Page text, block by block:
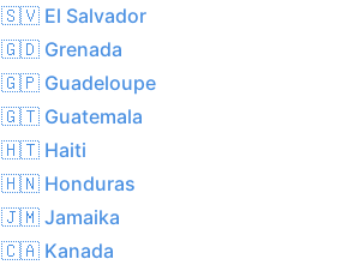
🇸🇻 El Salvador
🇬🇩 Grenada
🇬🇵 Guadeloupe
🇬🇹 Guatemala
🇭🇹 Haiti
🇭🇳 Honduras
🇯🇲 Jamaika
🇨🇦 Kanada